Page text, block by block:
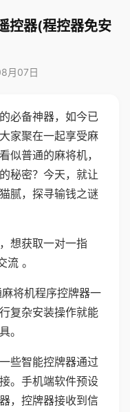
控器(程控器免安
月07日
必备神器，如今已
家聚在一起享受麻
似普通的麻将机，
秘密？今天，就让
腻，探寻输钱之谜
想获取一对一指
。
将机程序控牌器一
复杂安装操作就能
。
些智能控牌器通过
。手机端软件预设
，控牌器接收到信